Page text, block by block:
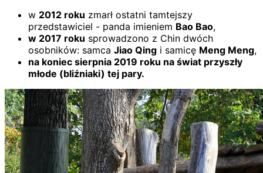
w 2012 roku zmarł ostatni tamtejszy
przedstawiciel - panda imieniem Bao Bao,
w 2017 roku sprowadzono z Chin dwóch
osobników: samca Jiao Qing i samicę Meng Meng,
na koniec sierpnia 2019 roku na świat przyszły
młode (bliźniaki) tej pary.